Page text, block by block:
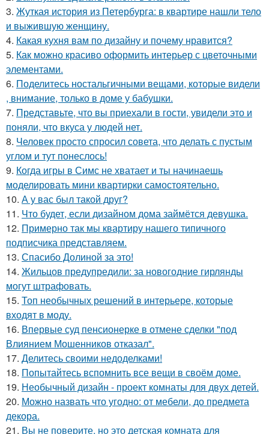
3. Жуткая история из Петербурга: в квартире нашли тело
и выжившую женщину.
4. Какая кухня вам по дизайну и почему нравится?
5. Как можно красиво оформить интерьер с цветочными
элементами.
6. Поделитесь ностальгичными вещами, которые видели
, внимание, только в доме у бабушки.
7. Представьте, что вы приехали в гости, увидели это и
поняли, что вкуса у людей нет.
8. Человек просто спросил совета, что делать с пустым
углом и тут понеслось!
9. Когда игры в Симс не хватает и ты начинаешь
моделировать мини квартирки самостоятельно.
10. А у вас был такой друг?
11. Что будет, если дизайном дома займётся девушка.
12. Примерно так мы квартиру нашего типичного
подписчика представляем.
13. Спасибо Долиной за это!
14. Жильцов предупредили: за новогодние гирлянды
могут штрафовать.
15. Топ необычных решений в интерьере, которые
входят в моду.
16. Впервые суд пенсионерке в отмене сделки "под
Влиянием Мошенников отказал".
17. Делитесь своими недоделками!
18. Попытайтесь вспомнить все вещи в своём доме.
19. Необычный дизайн - проект комнаты для двух детей.
20. Можно назвать что угодно: от мебели, до предмета
декора.
21. Вы не поверите, но это детская комната для